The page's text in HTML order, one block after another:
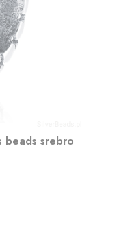
beads srebro